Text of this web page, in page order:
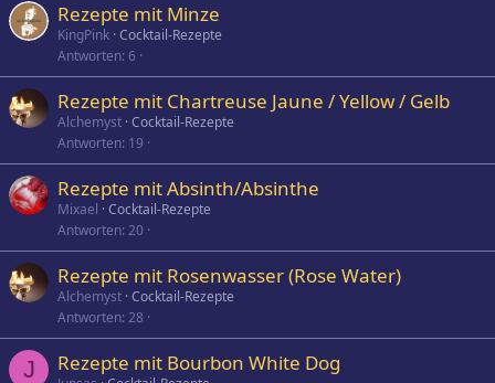
Rezepte mit Minze
KingPink Cocktail-Rezepte
Antworten 6
Rezepte mit Chartreuse Jaune / Yellow / Gelb
Alchemyst Cocktail-Rezepte
Antworten 19
Rezepte mit Absinth/Absinthe
Mixael Cocktail-Rezepte
Antworten 20
Rezepte mit Rosenwasser (Rose Water)
Alchemyst Cocktail-Rezepte
Antworten 28
J Rezepte mit Bourbon White Dog